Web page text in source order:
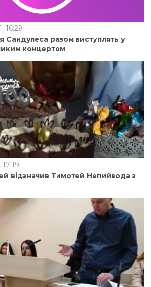
16:29
Сандулеса разом виступлять у
концертом
відзначив Тимотей Непийвода з